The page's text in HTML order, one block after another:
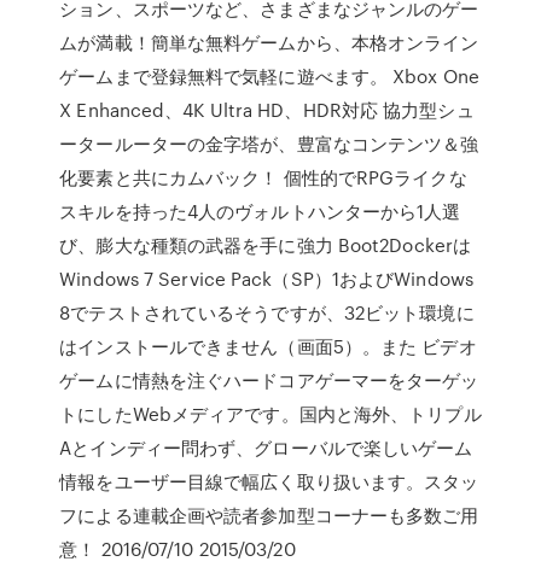
ション、スポーツなど、さまざまなジャンルのゲー
ムが満載！簡単な無料ゲームから、本格オンライン
ゲームまで登録無料で気軽に遊べます。 Xbox One
X Enhanced、4K Ultra HD、HDR対応 協力型シュ
ータールーターの金字塔が、豊富なコンテンツ＆強
化要素と共にカムバック！ 個性的でRPGライクな
スキルを持った4人のヴォルトハンターから1人選
び、膨大な種類の武器を手に強力 Boot2Dockerは
Windows 7 Service Pack（SP）1およびWindows
8でテストされているそうですが、32ビット環境に
はインストールできません（画面5）。また ビデオ
ゲームに情熱を注ぐハードコアゲーマーをターゲッ
トにしたWebメディアです。国内と海外、トリプル
Aとインディー問わず、グローバルで楽しいゲーム
情報をユーザー目線で幅広く取り扱います。スタッ
フによる連載企画や読者参加型コーナーも多数ご用
意！ 2016/07/10 2015/03/20